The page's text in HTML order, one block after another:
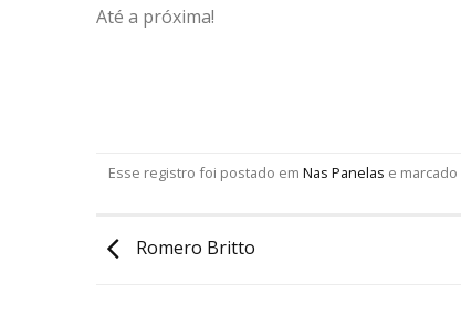
Até a próxima!
Esse registro foi postado em Nas Panelas e marcado
Romero Britto